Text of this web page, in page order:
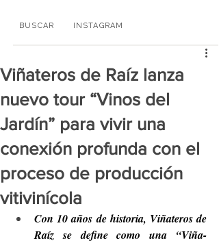
BUSCAR INSTAGRAM
Viñateros de Raíz lanza
nuevo tour “Vinos del
Jardín” para vivir una
conexión profunda con el
proceso de producción
vitivinícola
Con 10 años de historia, Viñateros de
Raíz se define como una “Viña-